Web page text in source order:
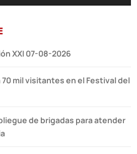
XXI 07-08-2026
mil visitantes en el Festival del
de brigadas para atender